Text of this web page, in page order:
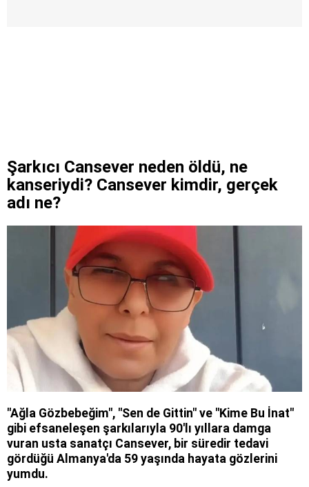
Şarkıcı Cansever neden öldü, ne
kanseriydi? Cansever kimdir, gerçek
adı ne?
"Ağla Gözbebeğim", "Sen de Gittin" ve "Kime Bu İnat"
gibi efsaneleşen şarkılarıyla 90'lı yıllara damga
vuran usta sanatçı Cansever, bir süredir tedavi
gördüğü Almanya'da 59 yaşında hayata gözlerini
yumdu.